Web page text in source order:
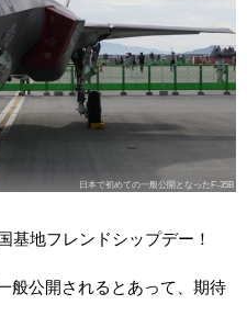
日本で初めての一般公開となったF-35B
基地フレンドシップデー！
般公開されるとあって、期待